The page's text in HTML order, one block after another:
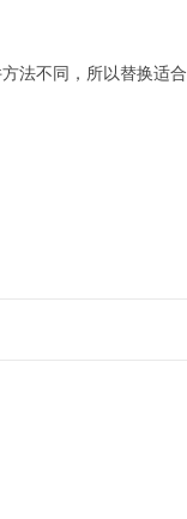
法不同，所以替换适合